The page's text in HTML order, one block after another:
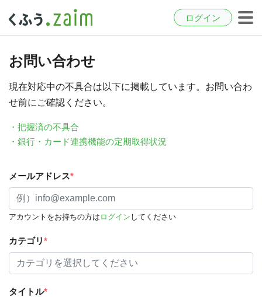
ログイン
お問い合わせ
現在対応中の不具合は以下に掲載しています。お問い合わ
せ前にご確認ください。
・把握済の不具合
・銀行・カード連携機能の定期取得状況
メールアドレス*
アカウントをお持ちの方は ログイン してください
カテゴリ*
タイトル*